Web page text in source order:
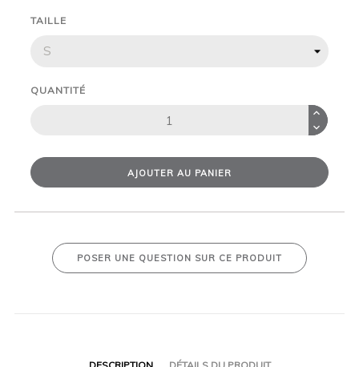
TAILLE
QUANTITÉ
AJOUTER AU PANIER
POSER UNE QUESTION SUR CE PRODUIT